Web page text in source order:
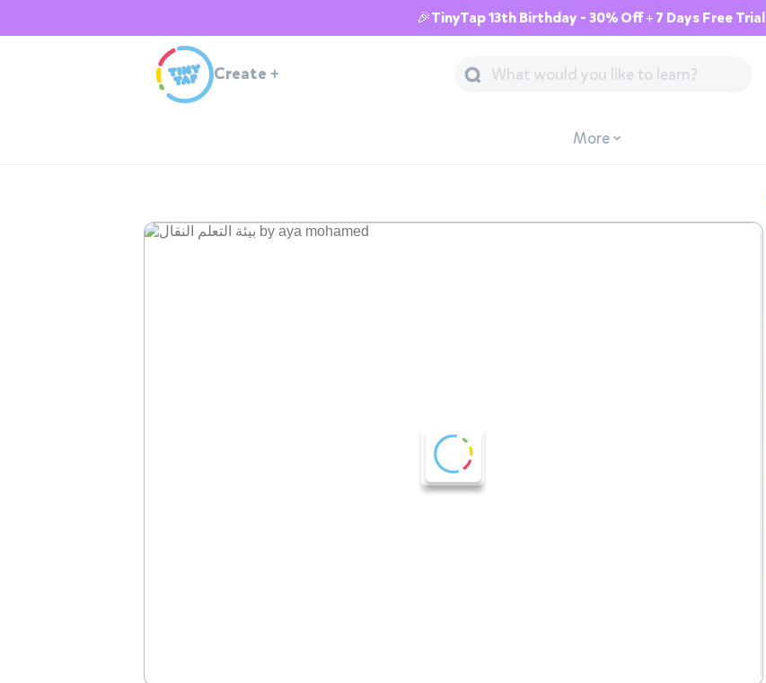
🎉TinyTap 13th Birthday - 30% Off + 7 Days Free Trial
Create +
More